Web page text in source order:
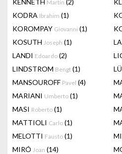
KENNETH Martin (2)
KODRA Ibrahim (1)
KOROMPAY Giovanni (1)
KOSUTH Joseph (1)
LANDI Edoardo (2)
LINDSTROM Bengt (1)
MANSOUROFF Pavel (4)
MARIANI Umberto (1)
MASI Roberto (1)
MATTIOLI Carlo (1)
MELOTTI Fausto (1)
MIRÓ Joan (14)